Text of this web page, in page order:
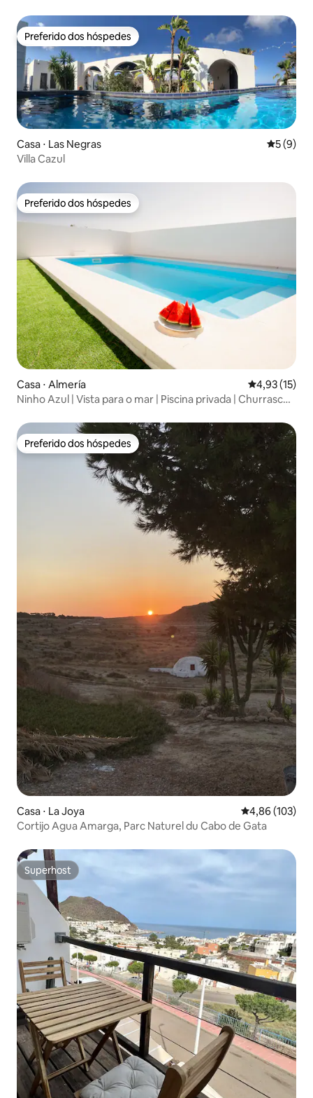
Preferido dos hóspedes
Preferido dos hóspedes
Casa ⋅ Las Negras 5 de
5 (9)
Villa Cazul
Preferido dos hóspedes
Preferido dos hóspedes
Casa ⋅ Almería 4,93 de uma
4,93 (15)
Ninho Azul | Vista para o mar | Piscina privada | Churrasco |
Preferido dos hóspedes
Preferido dos hóspedes
Casa ⋅ La Joya 4,86 de uma
4,86 (103)
Cortijo Agua Amarga, Parc Naturel du Cabo de Gata
Superhost
Superhost